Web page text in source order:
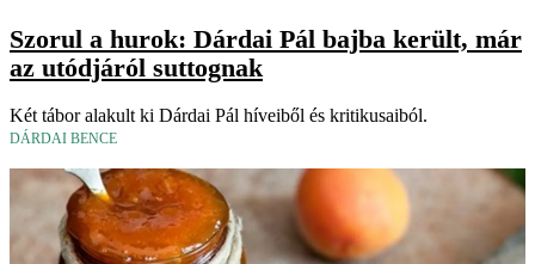
Szorul a hurok: Dárdai Pál bajba került, már
az utódjáról suttognak
Két tábor alakult ki Dárdai Pál híveiből és kritikusaiból.
DÁRDAI BENCE